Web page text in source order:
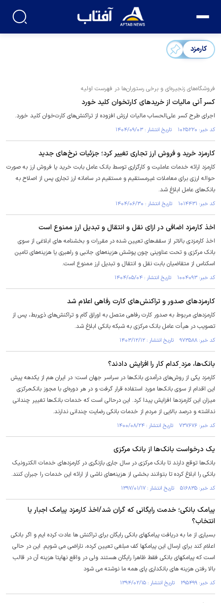
کارمزد
فروشگاه‌های زنجیره‌ای و برخی رستوران‌ها در فهرست اولیه
کسر آنی مالیات از خرید‌های کارتخوان کلید خورد
اجرای طرح کسر علی‌الحساب مالیات ارزش افزوده از تراکنش‌های کارت‌خوان کلید خورد.
کد خبر: ۱۰۲۵۲۲۰ تاریخ انتشار : ۱۴۰۴/۰۹/۰۳
کارمزد خرید و فروش ارز تجاری تغییر کرد؛ جزئیات نرخ‌های جدید
کارمزد ارائه خدمات عاملیت و کارگزاری توسط بانک عامل بابت خرید یا فروش ارز به صورت
حواله ارزی برای معاملات غیرمستقیم و مستقیم در سامانه ارز تجاری پس از اصلاح به
بانک‌های عامل ابلاغ شد.
کد خبر: ۱۰۱۴۴۳۱ تاریخ انتشار : ۱۴۰۴/۰۶/۳۰
اخذ کارمزد اضافی در ازای نقل و انتقال و تبدیل ارز ممنوع است
اخذ کارمزدی بالاتر از سقف‌های تعیین شده در مقررات و بخشنامه های ابلاغی از سوی
بانک مرکزی و تحت عناوینی چون پوشش هزینه‌های جانبی و راهبری یا هزینه‌های تامین
اسکناس از متقاضیان بابت نقل و انتقال و تبدیل ارز ممنوع است.
کد خبر: ۱۰۰۴۰۹۳ تاریخ انتشار : ۱۴۰۴/۰۵/۰۴
کارمزد‌های صدور و تراکنش‌های کارت رفاهی اعلام شد
کارمزد‌های مربوط به صدور کارت رفاهی متصل به اوراق گام و تراکنش‌های ذی‌ربط، پس از
تصویب در هیأت عامل بانک مرکزی به شبکه بانکی ابلاغ شد.
کد خبر: ۹۷۳۵۸۸ تاریخ انتشار : ۱۴۰۳/۱۲/۱۲
بانک‌ها، مزد ِکدام کار را افزایش دادند؟
کارمزد یکی از روش‌های درآمدی بانک‌ها در سراسر جهان است؛ در ایران هم از یکدهه پیش
این اقدام از سوی بانک‌ها مورد استفاده قرار گرفت و در هر دوره‌ای با مجوز بانک‌مرکزی
میزان این کارمزدها افزایش پیدا کرد. این درحالی است که خدمات بانک‌ها تغییر چندانی
نداشته و درصد بالایی از مردم از خدمات بانکی رضایت چندانی ندارند.
کد خبر: ۷۳۷۶۷۶ تاریخ انتشار : ۱۴۰۰/۰۸/۲۴
یک درخواست بانک‌ها از بانک مرکزی
بانک‌ها توقع دارند تا بانک مرکزی در سال جاری بازنگری در کارمزدهای خدمات الکترونیک
بانکی را ابلاغ کرده تا بتوانند بخشی از هزینه‌های ناشی از ارائه این خدمات را جبران کنند.
کد خبر: ۵۱۶۸۳۵ تاریخ انتشار : ۱۳۹۷/۰۱/۱۷
پیامک بانکی؛ خدمت رایگانی که گران شد/اخذ کارمزد پیامک اجبار یا
انتخاب؟
بسیاری از ما به دریافت پیامکهای بانکی رایگان برای تراکنش ها عادت کرده ایم و اگر بانکی
اعلام کند برای ارسال این پیامکها کف مبلغی تعیین کرده، ناراضی می شویم. این در حالی
است که پیامکهای بانکی فقط ظاهرا رایگان هستند ولی در واقع نهایتا هزینه آن در قالب
بالا رفتن هزینه های بانکداری پای همه ما نوشته می شود
کد خبر: ۲۹۵۴۹۹ تاریخ انتشار : ۱۳۹۴/۰۲/۱۵